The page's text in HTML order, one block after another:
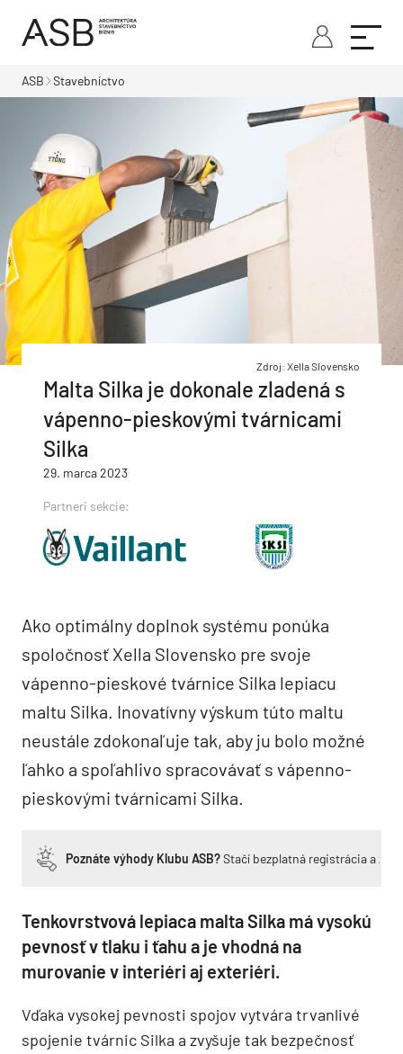
ASB Stavebníctvo
Zdroj: Xella Slovensko
Malta Silka je dokonale zladená s
vápenno-pieskovými tvárnicami
Silka
29. marca 2023
Partneri sekcie:
Ako optimálny doplnok systému ponúka
spoločnosť Xella Slovensko pre svoje
vápenno-pieskové tvárnice Silka lepiacu
maltu Silka. Inovatívny výskum túto maltu
neustále zdokonaľuje tak, aby ju bolo možné
ľahko a spoľahlivo spracovávať s vápenno-
pieskovými tvárnicami Silka.
Poznáte výhody Klubu ASB?Stačí bezplatná registrácia a
Tenkovrstvová lepiaca malta Silka má vysokú
pevnosť v tlaku i ťahu a je vhodná na
murovanie v interiéri aj exteriéri.
Vďaka vysokej pevnosti spojov vytvára trvanlivé
spojenie tvárnic Silka a zvyšuje tak bezpečnosť